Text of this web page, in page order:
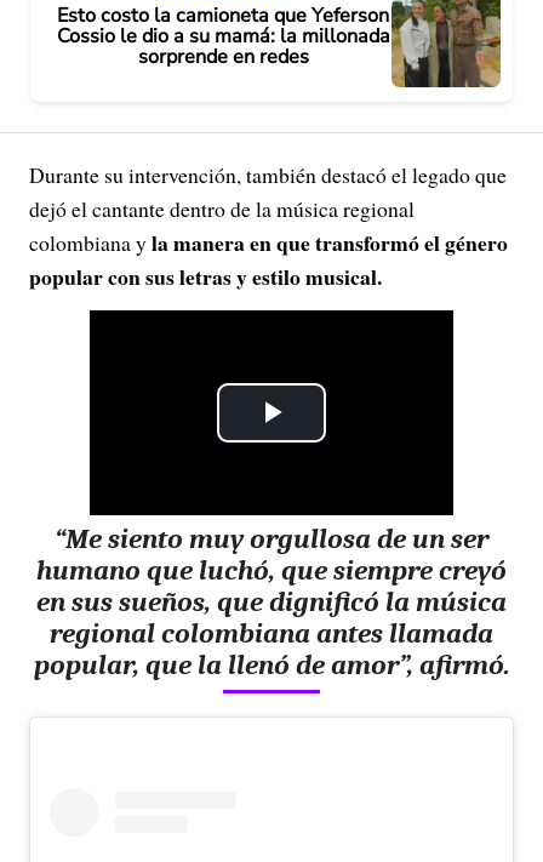
Esto costo la camioneta que Yeferson
Cossio le dio a su mamá: la millonada
sorprende en redes
Durante su intervención, también destacó el legado que
dejó el cantante dentro de la música regional
colombiana yla manera en que transformó el género
popular con sus letras y estilo musical.
P
a
y
V
i
“Me siento muy orgullosa de un ser
humano que luchó, que siempre creyó
en sus sueños, que dignificó la música
regional colombiana antes llamada
popular, que la llenó de amor”, afirmó.